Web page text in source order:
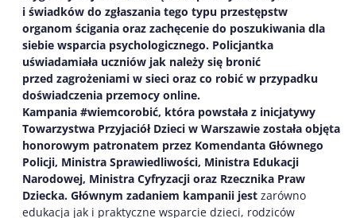
i świadków do zgłaszania tego typu przestępstw
organom ścigania oraz zachęcenie do poszukiwania dla
siebie wsparcia psychologicznego. Policjantka
uświadamiała uczniów jak należy się bronić
przed zagrożeniami w sieci oraz co robić w przypadku
doświadczenia przemocy online.
Kampania #wiemcorobić, która powstała z inicjatywy
Towarzystwa Przyjaciół Dzieci w Warszawie została objęta
honorowym patronatem przez Komendanta Głównego
Policji, Ministra Sprawiedliwości, Ministra Edukacji
Narodowej, Ministra Cyfryzacji oraz Rzecznika Praw
Dziecka. Głównym zadaniem kampanii jest zarówno
edukacja jak i praktyczne wsparcie dzieci, rodziców